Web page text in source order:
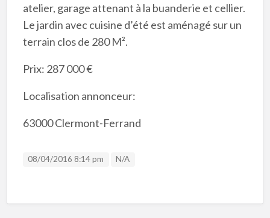
atelier, garage attenant à la buanderie et cellier.
Le jardin avec cuisine d’été est aménagé sur un
terrain clos de 280 M².
Prix: 287 000 €
Localisation annonceur:
63000 Clermont-Ferrand
08/04/2016 8:14 pm Listing ID
N/A